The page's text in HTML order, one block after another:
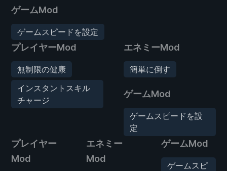
ゲームMod
ゲームスピードを設定
プレイヤーMod
無制限の健康
インスタントスキル
チャージ
エネミーMod
簡単に倒す
ゲームMod
ゲームスピードを設
定
プレイヤー
Mod
エネミー
Mod
ゲームMod
ゲームスピ